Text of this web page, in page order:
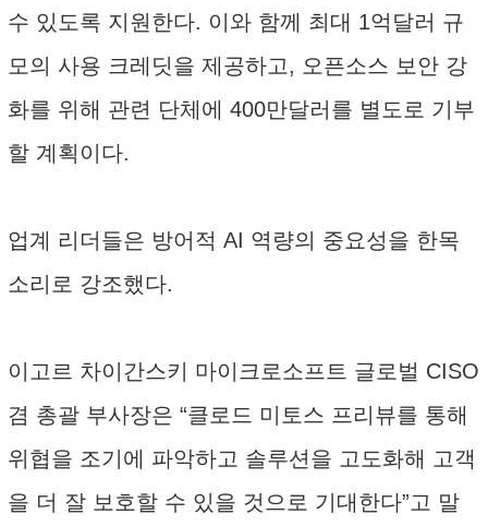
수 있도록 지원한다. 이와 함께 최대 1억달러 규
모의 사용 크레딧을 제공하고, 오픈소스 보안 강
화를 위해 관련 단체에 400만달러를 별도로 기부
할 계획이다.
업계 리더들은 방어적 AI 역량의 중요성을 한목
소리로 강조했다.
이고르 차이간스키 마이크로소프트 글로벌 CISO
겸 총괄 부사장은 “클로드 미토스 프리뷰를 통해
위협을 조기에 파악하고 솔루션을 고도화해 고객
을 더 잘 보호할 수 있을 것으로 기대한다”고 말